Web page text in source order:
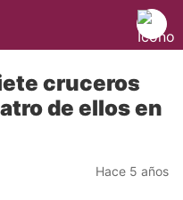
cruceros
de ellos en
Hace 5 años